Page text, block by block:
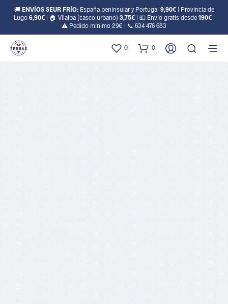
🚚 ENVÍOS SEUR FRÍO:España peninsular y Portugal 9,90€| Provincia de
Lugo 6,90€| 🏠 Vilalba (casco urbano) 3,75€| 💶 Envío gratis desde 190€|
⚠️ Pedido mínimo 29€ | 📞 634 476 683
0 0